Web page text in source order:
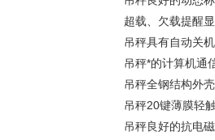
超载、欠载提醒
吊秤具有自动关
吊秤*的计算机通
吊秤全钢结构外
吊秤20键薄膜轻
吊秤良好的抗电